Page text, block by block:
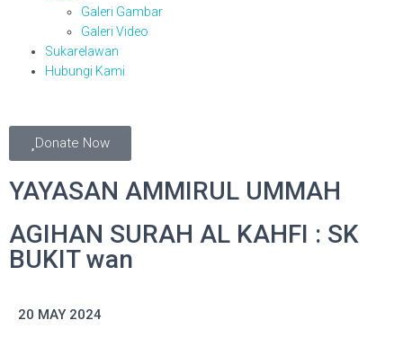
Galeri Gambar
Galeri Video
Sukarelawan
Hubungi Kami
Donate Now
YAYASAN AMMIRUL UMMAH
AGIHAN SURAH AL KAHFI : SK
BUKIT wan
20 MAY 2024